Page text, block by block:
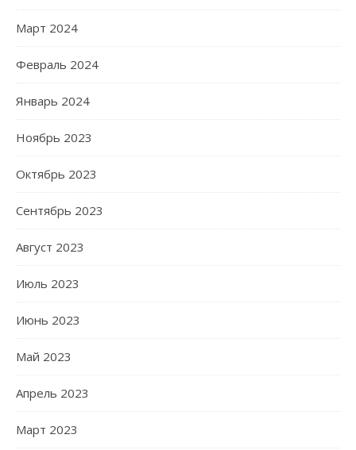
Март 2024
Февраль 2024
Январь 2024
Ноябрь 2023
Октябрь 2023
Сентябрь 2023
Август 2023
Июль 2023
Июнь 2023
Май 2023
Апрель 2023
Март 2023